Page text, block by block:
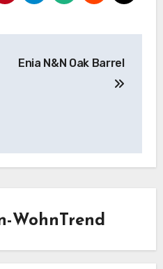
Enia N&N Oak Barrel
WohnTrend